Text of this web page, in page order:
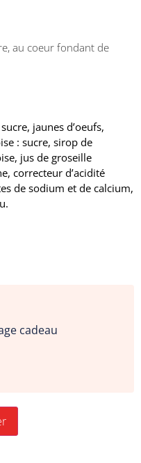
au coeur fondant de
jaunes d’oeufs,
: sucre, sirop de
jus de groseille
correcteur d’acidité
de sodium et de calcium,
cadeau